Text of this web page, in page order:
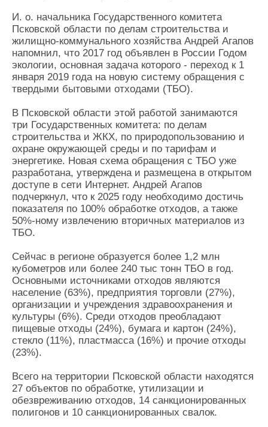
И. о. начальника Государственного комитета
Псковской области по делам строительства и
жилищно-коммунального хозяйства Андрей Агапов
напомнил, что 2017 год объявлен в России Годом
экологии, основная задача которого - переход к 1
января 2019 года на новую систему обращения с
твердыми бытовыми отходами (ТБО).
В Псковской области этой работой занимаются
три Государственных комитета: по делам
строительства и ЖКХ, по природопользованию и
охране окружающей среды и по тарифам и
энергетике. Новая схема обращения с ТБО уже
разработана, утверждена и размещена в открытом
доступе в сети Интернет. Андрей Агапов
подчеркнул, что к 2025 году необходимо достичь
показателя по 100% обработке отходов, а также
50%-ному извлечению вторичных материалов из
ТБО.
Сейчас в регионе образуется более 1,2 млн
кубометров или более 240 тыс тонн ТБО в год.
Основными источниками отходов являются
население (63%), предприятия торговли (27%),
организации и учреждения здравоохранения и
культуры (6%). Среди отходов преобладают
пищевые отходы (24%), бумага и картон (24%),
стекло (11%), пластмасса (16%) и прочие отходы
(23%).
Всего на территории Псковской области находятся
27 объектов по обработке, утилизации и
обезвреживанию отходов, 14 санкционированных
полигонов и 10 санкционированных свалок.